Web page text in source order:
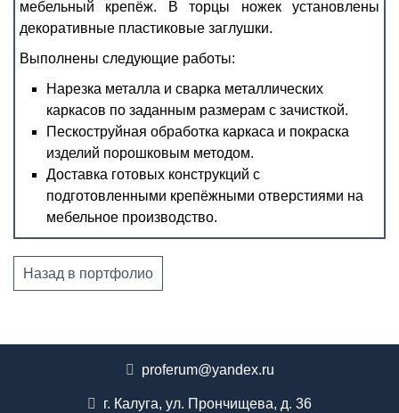
мебельный крепёж. В торцы ножек установлены
декоративные пластиковые заглушки.
Выполнены следующие работы:
Нарезка металла и сварка металлических
каркасов по заданным размерам с зачисткой.
Пескоструйная обработка каркаса и покраска
изделий порошковым методом.
Доставка готовых конструкций с
подготовленными крепёжными отверстиями на
мебельное производство.
Назад в портфолио
proferum@yandex.ru
г. Калуга, ул. Прончищева, д. 36